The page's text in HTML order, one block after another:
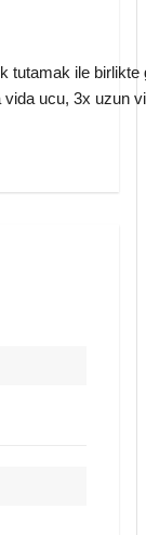
tutamak ile birlikte
ucu, 3x uzun